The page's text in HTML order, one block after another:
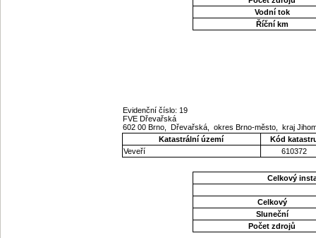
Vodní tok
Říční km
Evidenční číslo: 19
FVE Dřevařská
602 00 Brno, Dřevařská, okres Brno-město, kraj
Katastrální území
Kód
Veveří
610372
Celkový
Celkový
Sluneční
Počet zdrojů